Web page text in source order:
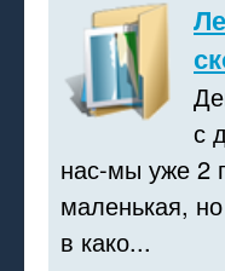
с
нас-мы уже 2
маленькая,
в како...